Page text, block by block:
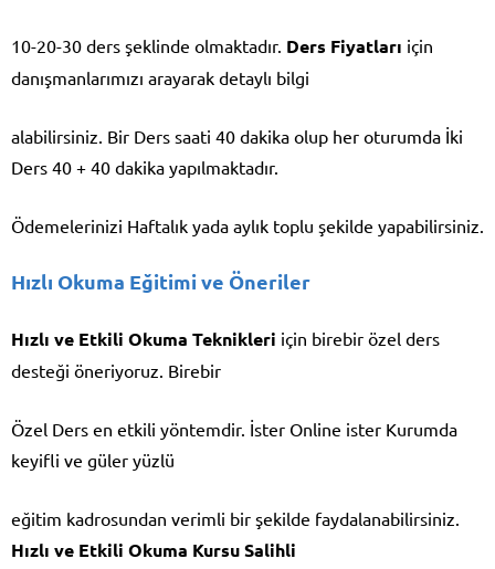
10-20-30 ders şeklinde olmaktadır. Ders Fiyatları için
danışmanlarımızı arayarak detaylı bilgi
alabilirsiniz. Bir Ders saati 40 dakika olup her oturumda İki
Ders 40 + 40 dakika yapılmaktadır.
Ödemelerinizi Haftalık yada aylık toplu şekilde yapabilirsiniz.
Hızlı Okuma Eğitimi ve Öneriler
Hızlı ve Etkili Okuma Teknikleri için birebir özel ders
desteği öneriyoruz. Birebir
Özel Ders en etkili yöntemdir. İster Online ister Kurumda
keyifli ve güler yüzlü
eğitim kadrosundan verimli bir şekilde faydalanabilirsiniz.
Hızlı ve Etkili Okuma Kursu Salihli